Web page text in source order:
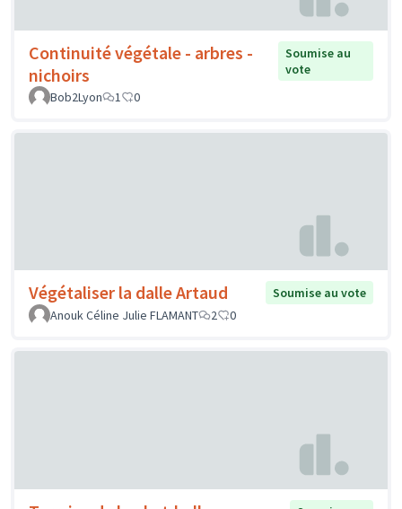
Continuité végétale - arbres -
nichoirs
Soumise au
vote
Bob2Lyon
1 0
Végétaliser la dalle Artaud
Soumise au vote
Anouk Céline Julie FLAMANT
2 0